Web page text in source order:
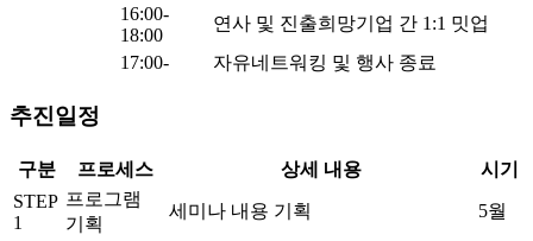
16:00-
18:00
연사 및 진출희망기업 간 1:1 밋업
17:00-
자유네트워킹 및 행사 종료
추진일정
구분 프로세스 상세 내용
시기
STEP
1
프로그램
기획
세미나 내용 기획 5월